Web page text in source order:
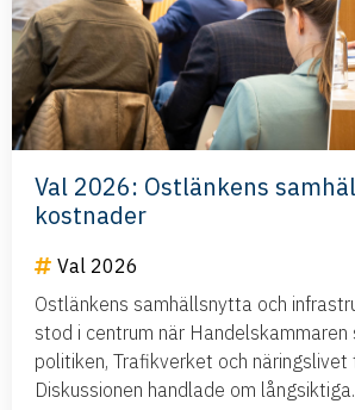
Val 2026: Ostlänkens
kostnader
Val 2026
Ostlänkens samhällsnytta och
stod i centrum när Handelskammaren
politiken, Trafikverket och
Diskussionen handlade om